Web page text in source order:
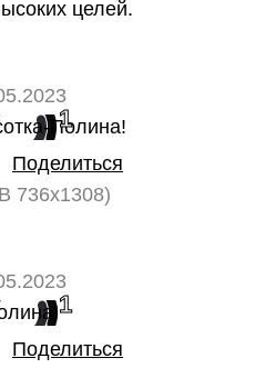
целей.
1
Поделиться
736x1308)
1
Поделиться